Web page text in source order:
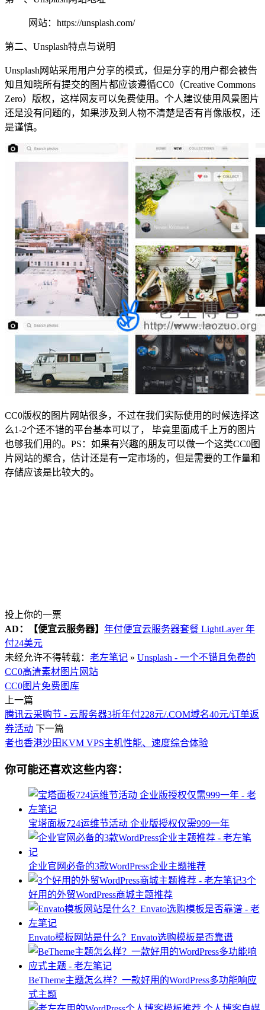
网站：https://unsplash.com/
第二、Unsplash特点与说明
Unsplash网站采用用户分享的模式，但是分享的用户都会被告
知且知晓所有提交的图片都应该遵循CC0（Creative Commons
Zero）版权，这样网友可以免费使用。个人建议使用风景图片
还是没有问题的，如果涉及到人物不清楚是否有肖像版权，还
是谨慎。
CC0版权的图片网站很多，不过在我们实际使用的时候选择这
么1-2个还不错的平台基本可以了， 毕竟里面成千上万的图片
也够我们用的。PS：如果有兴趣的朋友可以做一个这类CC0图
片网站的聚合，估计还是有一定市场的，但是需要的工作量和
存储应该是比较大的。
投上你的一票
AD：
【便宜云服务器】 年付便宜云服务器套餐 LightLayer 年
付24美元
未经允许不得转载： 老左笔记 » Unsplash - 一个不错且免费的
CC0高清素材图片网站
CC0图片免费图库
上一篇
腾讯云采购节 - 云服务器3折年付228元/.COM域名40元/订单返
券活动 下一篇
者也香港沙田KVM VPS主机性能、速度综合体验
你可能还喜欢这些内容：
宝塔面板724运维节活动 企业版授权仅需999一年
企业官网必备的3款WordPress企业主题推荐
3个
好用的外贸WordPress商城主题推荐
Envato模板网站是什么？Envato选购模板是否靠谱
BeTheme主题怎么样？一款好用的WordPress多功能响应
式主题